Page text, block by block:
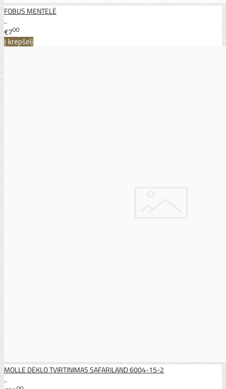
FOBUS MENTELĖ
..
€700
Į krepšelį
MOLLE DĖKLO TVIRTINIMAS SAFARILAND 6004-15-2
..